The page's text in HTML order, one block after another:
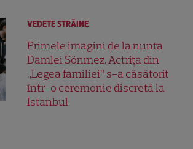
VEDETE STRĂINE
Primele imagini de la nunta
Damlei Sönmez. Actrița din
„Legea familiei” s-a căsătorit
într-o ceremonie discretă la
Istanbul